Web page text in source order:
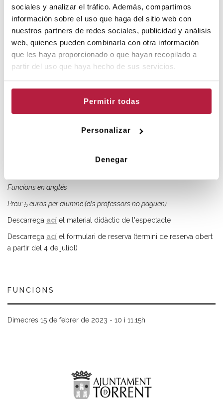
sociales y analizar el tráfico. Además, compartimos
información sobre el uso que haga del sitio web con
nuestros partners de redes sociales, publicidad y análisis
web, quienes pueden combinarla con otra información
que les haya proporcionado o que hayan recopilado a
partir del uso que haya hecho de sus servicios.
Permitir todas
Personalizar
Denegar
Estem l'any 726 i Anglaterra busca desesperadament un líder.
Arthur es converteix en Rei quan extrau la mítica espasa
Excalibur d'una pedra. A partir de llavors ha de veure-li-les amb
la malvada Morgan Le Fay (la seua germanastra) que vol
arrabassar-li el poder. D'altra banda, Gwynevere, la nova esposa
d'Arthur, sap on trobar el famós Sant Greal que donarà vida
l'ajuda dels seus cavallers (uns afortunats membres del públic) i
el mag Merlín, Arthur es va en cerca del Sant Greal. Segueix-nos
en aquesta desternillante aventura per a saber qui ho trobarà
Funcions en anglés
Preu: 5 euros per alumne (els professors no paguen)
Descarrega ací el material didàctic de l'espectacle
Descarrega ací el formulari de reserva (termini de reserva obert
a partir del 4 de juliol)
FUNCIONS
Dimecres 15 de febrer de 2023 - 10 i 11.15h